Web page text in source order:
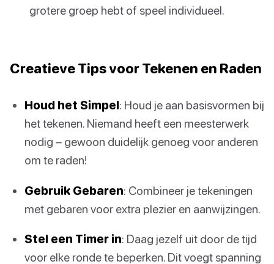
grotere groep hebt of speel individueel.
Creatieve Tips voor Tekenen en Raden
Houd het Simpel: Houd je aan basisvormen bij
het tekenen. Niemand heeft een meesterwerk
nodig – gewoon duidelijk genoeg voor anderen
om te raden!
Gebruik Gebaren: Combineer je tekeningen
met gebaren voor extra plezier en aanwijzingen.
Stel een Timer in: Daag jezelf uit door de tijd
voor elke ronde te beperken. Dit voegt spanning